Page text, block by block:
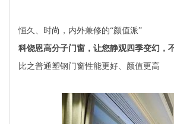
恒久、时尚，内外兼修的“颜值派”
科饶恩高分子门窗，让您静观四季变幻，
比之普通塑钢门窗性能更好、颜值更高